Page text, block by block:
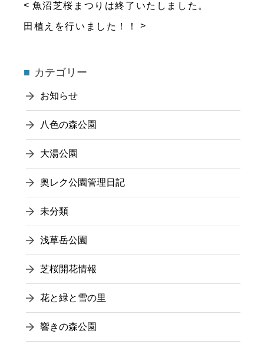
魚沼芝桜まつりは終了いたしました。
田植えを行いました！！
カテゴリー
お知らせ
八色の森公園
大湯公園
奥レク公園管理日記
未分類
浅草岳公園
芝桜開花情報
花と緑と雪の里
響きの森公園